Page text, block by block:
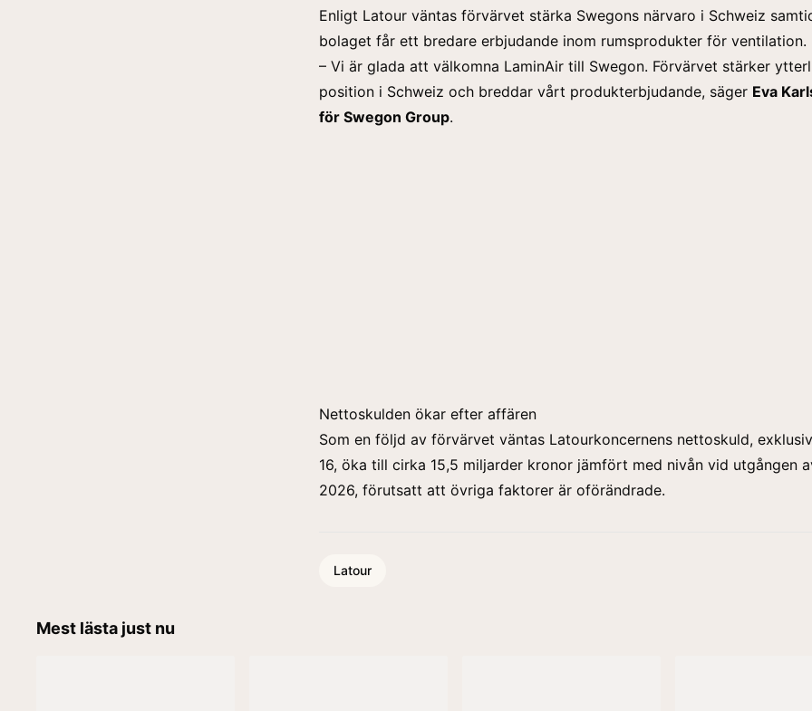
Enligt Latour väntas förvärvet stärka Swegons närvaro i Schweiz
bolaget får ett bredare erbjudande inom rumsprodukter för ventilation.
– Vi är glada att välkomna LaminAir till Swegon. Förvärvet stärker
position i Schweiz och breddar vårt produkterbjudande, säger Eva
för Swegon Group.
Nettoskulden ökar efter affären
Som en följd av förvärvet väntas Latourkoncernens nettoskuld,
16, öka till cirka 15,5 miljarder kronor jämfört med nivån vid utgången
2026, förutsatt att övriga faktorer är oförändrade.
Latour
Mest lästa just nu